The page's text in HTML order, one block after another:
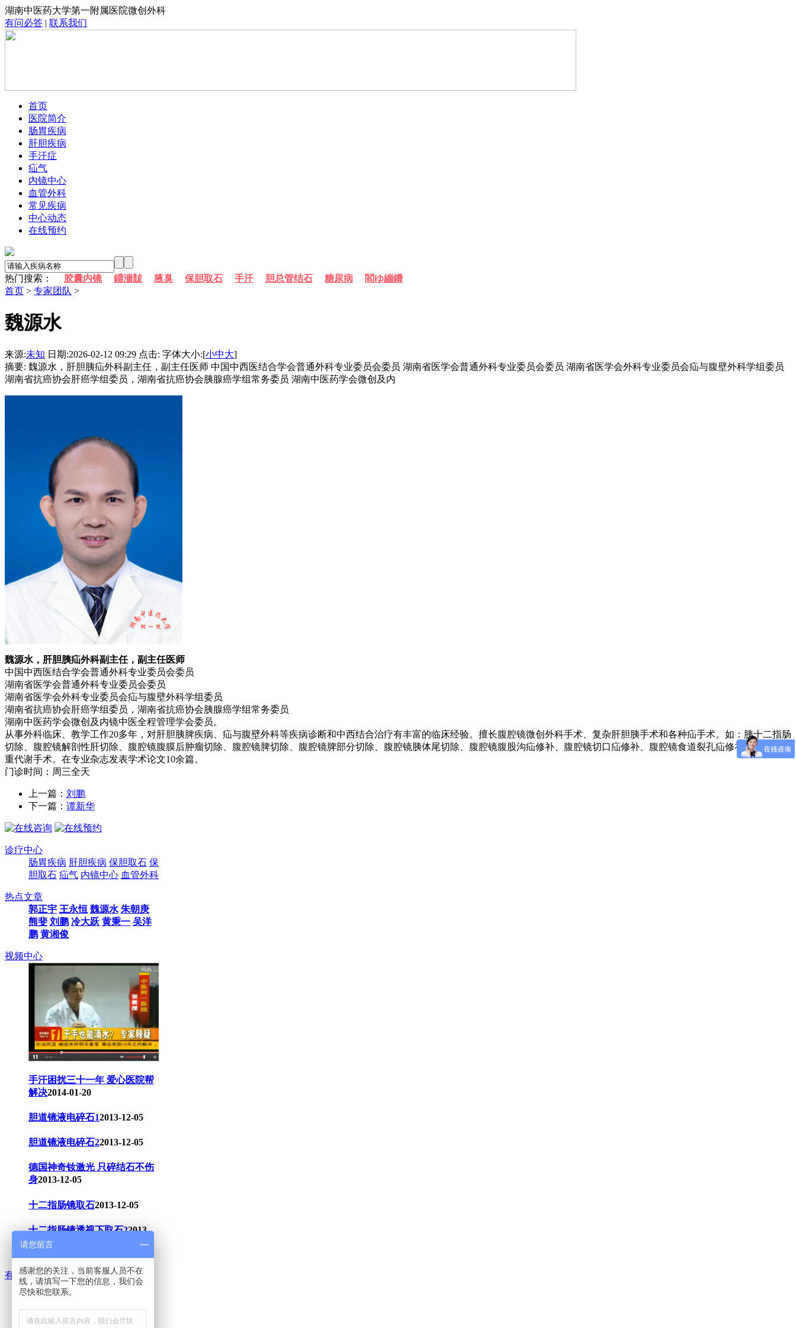
湖南中医药大学第一附属医院微创外科
有问必答 | 联系我们
首页
医院简介
肠胃疾病
肝胆疾病
手汗症
疝气
内镜中心
血管外科
常见疾病
中心动态
在线预约
热门搜索： 胶囊内镜 鐤濇皵 腋臭 保胆取石 手汗 胆总管结石 糖尿病
閻ゆ繃鐨
首页 > 专家团队 >
魏源水
来源:未知 日期:2026-02-12 09:29 点击: 字体大小:[小中大]
摘要: 魏源水，肝胆胰疝外科副主任，副主任医师 中国中西医结合学会普通外科专业委员会委员 湖南省医学会普通外科专业委员会委员 湖南省医学会外科专业委员会疝与腹壁外科学组委员
湖南省抗癌协会肝癌学组委员，湖南省抗癌协会胰腺癌学组常务委员 湖南中医药学会微创及内
魏源水，肝胆胰疝外科副主任，副主任医师
中国中西医结合学会普通外科专业委员会委员
湖南省医学会普通外科专业委员会委员
湖南省医学会外科专业委员会疝与腹壁外科学组委员
湖南省抗癌协会肝癌学组委员，湖南省抗癌协会胰腺癌学组常务委员
湖南中医药学会微创及内镜中医全程管理学会委员。
从事外科临床、教学工作20多年，对肝胆胰脾疾病、疝与腹壁外科等疾病诊断和中西结合治疗有丰富的临床经验。擅长腹腔镜微创外科手术、复杂肝胆胰手术和各种疝手术。如：胰十二指肠
切除、腹腔镜解剖性肝切除、腹腔镜腹膜后肿瘤切除、腹腔镜脾切除、腹腔镜脾部分切除、腹腔镜胰体尾切除、腹腔镜腹股沟疝修补、腹腔镜切口疝修补、腹腔镜食道裂孔疝修补和腹腔镜减
重代谢手术。在专业杂志发表学术论文10余篇。
门诊时间：周三全天
上一篇： 刘鹏
下一篇： 谭新华
诊疗中心
肠胃疾病 肝胆疾病 保胆取石 保
胆取石 疝气 内镜中心 血管外科
热点文章
郭正宇 王永恒 魏源水 朱朝庚
熊斐 刘鹏 冷大跃 黄秉一 吴洋
鹏 黄湘俊
视频中心
手汗困扰三十一年 爱心医院帮
解决2014-01-20
胆道镜液电碎石12013-12-05
胆道镜液电碎石22013-12-05
德国神奇钕激光 只碎结石不伤
身2013-12-05
十二指肠镜取石2013-12-05
十二指肠镜透视下取石22013-
12-05
有问必答
请您留言
感谢您的关注，当前客服人员不在
线，请填写一下您的信息，我们会
尽快和您联系。